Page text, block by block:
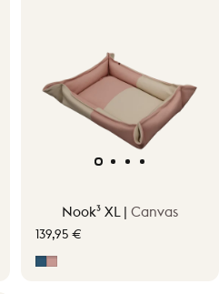
Nook³ XL | Canvas
139,95 €